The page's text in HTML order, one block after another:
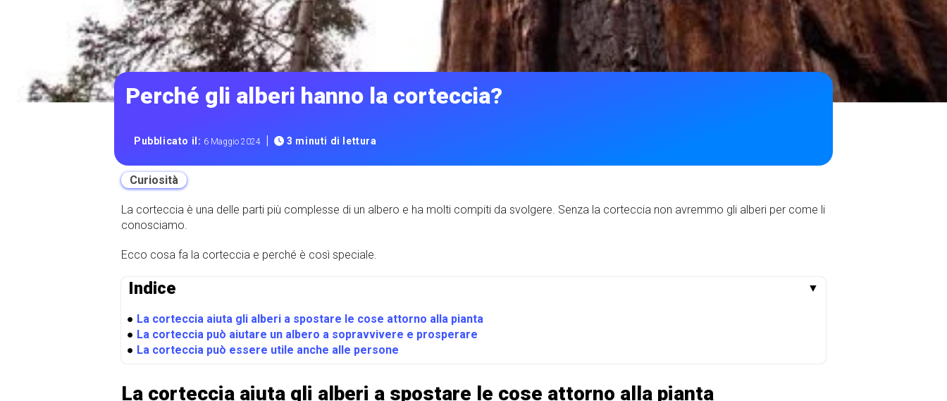
Perché gli alberi hanno la corteccia?
Pubblicato il: 6 Maggio 2024 | 3 minuti di lettura
Curiosità
La corteccia è una delle parti più complesse di un albero e ha molti compiti da svolgere. Senza la corteccia non avremmo gli alberi per come li
conosciamo.
Ecco cosa fa la corteccia e perché è così speciale.
Indice ▼
● La corteccia aiuta gli alberi a spostare le cose attorno alla pianta
● La corteccia può aiutare un albero a sopravvivere e prosperare
● La corteccia può essere utile anche alle persone
La corteccia aiuta gli alberi a spostare le cose attorno alla pianta